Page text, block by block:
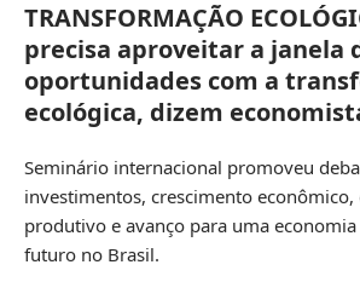
TRANSFORMAÇÃO
precisa aproveitar a janela
oportunidades com a
ecológica, dizem
Seminário internacional promoveu
investimentos, crescimento
produtivo e avanço para uma
futuro no Brasil.